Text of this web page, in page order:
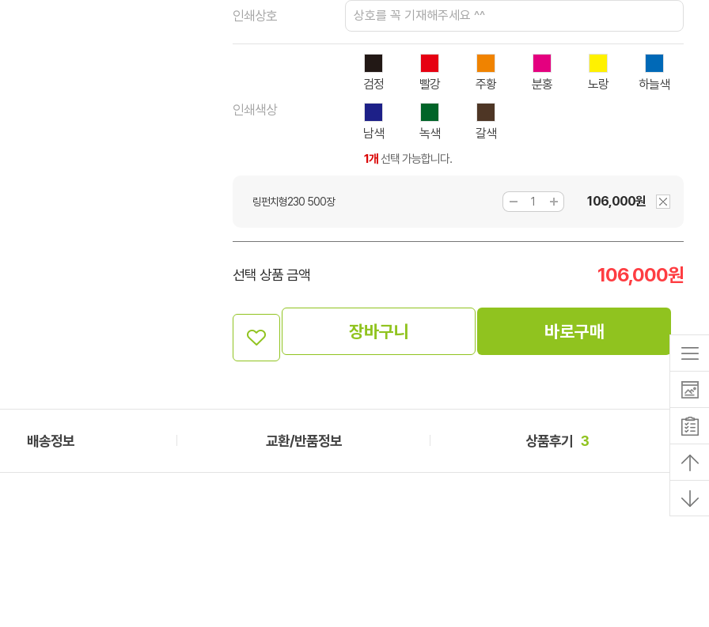
인쇄상호
인쇄색상
검정 빨강 주황 분홍 노랑 하늘색
남색 녹색 갈색
1개 선택 가능합니다.
링펀치형230 500장 106,000원
선택 상품 금액 106,000원
장바구니 바로구매
배송정보 교환/반품정보 상품후기 3